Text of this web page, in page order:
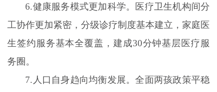
6.健康服务模式更加科学。医疗卫生机构间分
工协作更加紧密，分级诊疗制度基本建立，家庭医
生签约服务基本全覆盖，建成30分钟基层医疗服
务圈。
7.人口自身趋向均衡发展。全面两孩政策平稳